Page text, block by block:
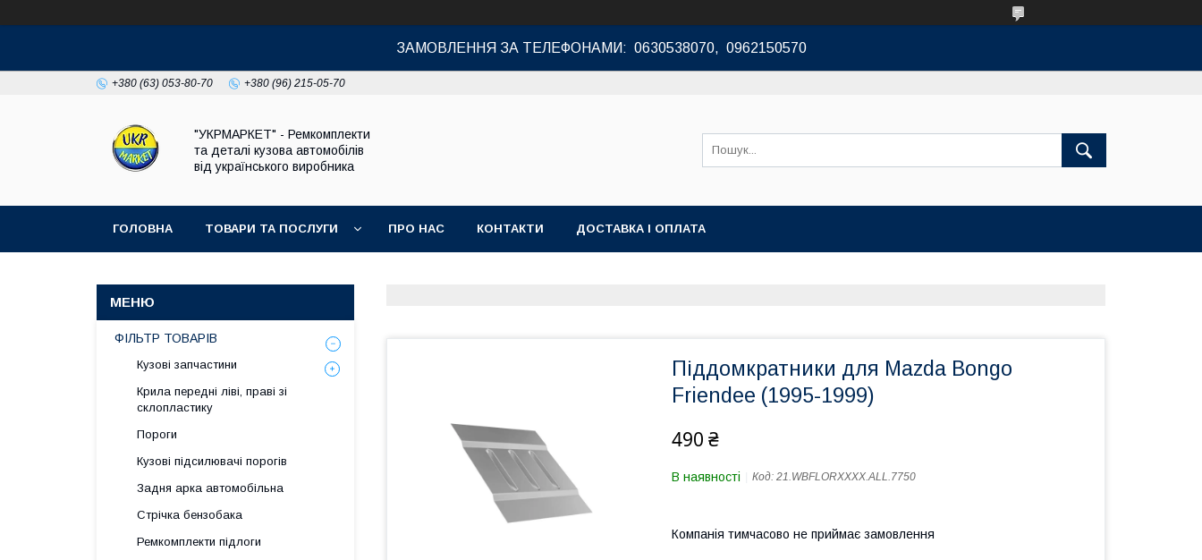
ЗАМОВЛЕННЯ ЗА ТЕЛЕФОНАМИ: 0630538070, 0962150570
+380 (63) 053-80-70 +380 (96) 215-05-70
"УКРМАРКЕТ" - Ремкомплекти
та деталі кузова автомобілів
від українського виробника
ГОЛОВНА ТОВАРИ ТА ПОСЛУГИ ПРО НАС КОНТАКТИ ДОСТАВКА І ОПЛАТА
Піддомкратники для Mazda Bongo
Friendee (1995-1999)
490 ₴
В наявності Код: 21.WBFLORXXXX.ALL.7750
Компанія тимчасово не приймає замовлення
ФІЛЬТР ТОВАРІВ
Кузові запчастини
Крила передні ліві, праві зі
склопластику
Пороги
Кузові підсилювачі порогів
Задня арка автомобільна
Стрічка бензобака
Ремкомплекти підлоги